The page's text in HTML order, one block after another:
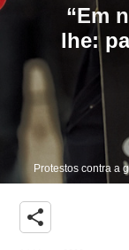
“Em
lhe:
Protestos contra a
share